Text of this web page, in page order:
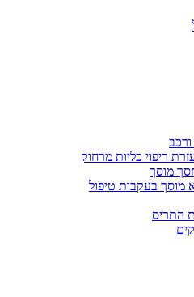
ריפוי כליות מרחוק
מוסך
מוסך בעקבות טיפול
התריס